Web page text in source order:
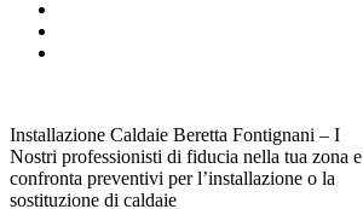
Installazione Caldaie Beretta Fontignani – I
Nostri professionisti di fiducia nella tua zona e
confronta preventivi per l’installazione o la
sostituzione di caldaie